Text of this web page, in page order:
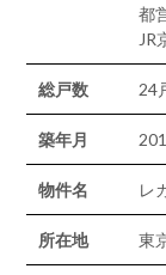
都
JR
総戸数 24
築年月
物件名 レ
所在地 東